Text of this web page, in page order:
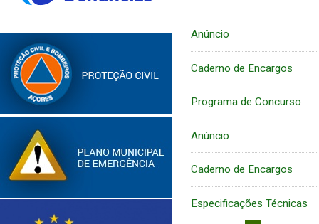
Anúncio
Caderno de Encargos
Programa de Concurso
Anúncio
Caderno de Encargos
Especificações Técnicas